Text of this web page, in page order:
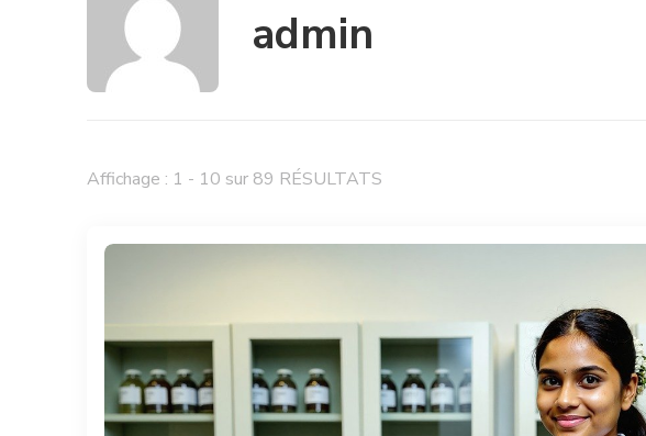
admin
Affichage : 1 - 10 sur 89 RÉSULTATS